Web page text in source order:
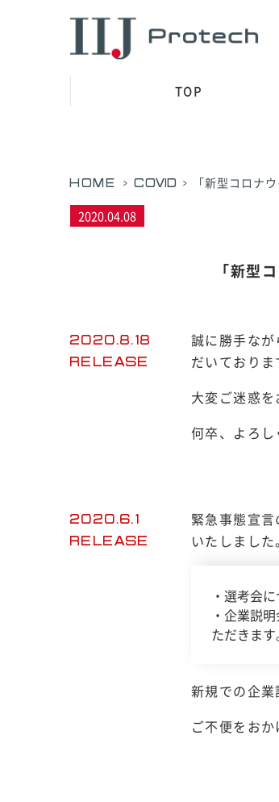
TOP
HOME > COVID > 「新型コロナ
2020.04.08
「新型
2020.8.18
RELEASE
誠に勝手な
だいておりま
大変ご迷惑
何卒、よろし
2020.6.1
RELEASE
緊急事態宣
いたしました。
・選考会
・企業説
ただきます
新規での企
ご不便をお